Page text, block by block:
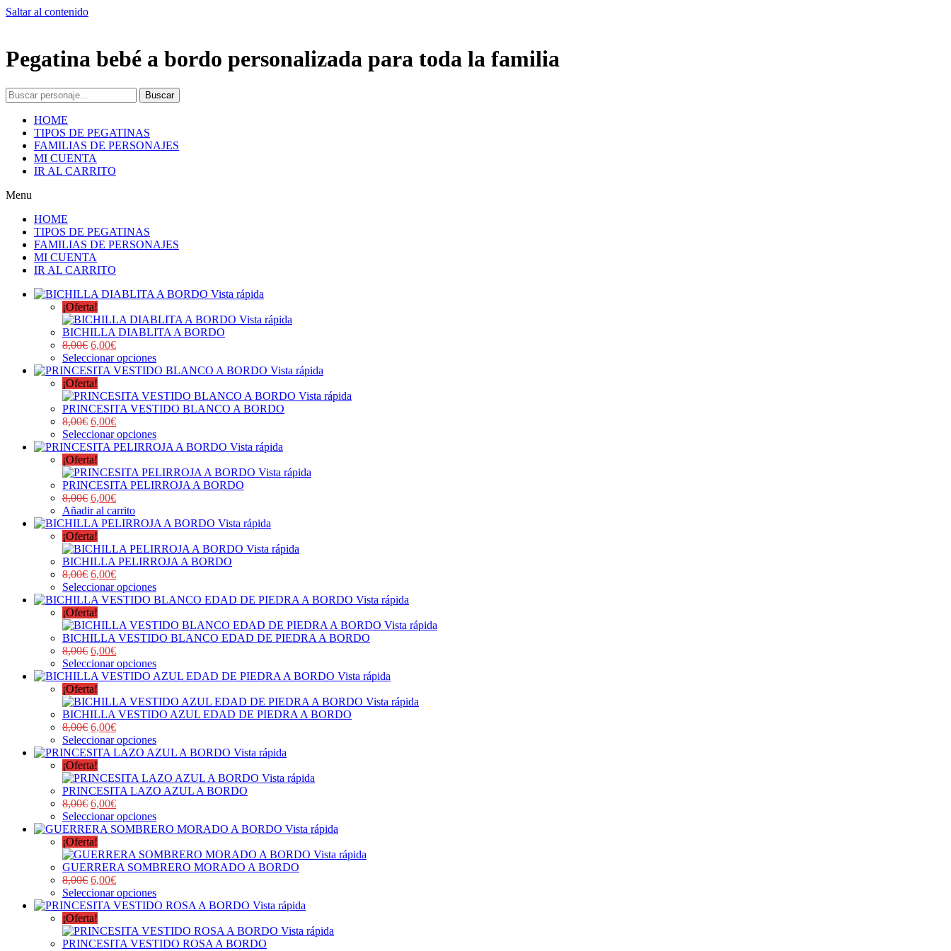
Saltar al contenido
Pegatina bebé a bordo personalizada para toda la familia
Buscar
HOME
TIPOS DE PEGATINAS
FAMILIAS DE PERSONAJES
MI CUENTA
IR AL CARRITO
Menu
HOME
TIPOS DE PEGATINAS
FAMILIAS DE PERSONAJES
MI CUENTA
IR AL CARRITO
Vista rápida
¡Oferta!
Vista rápida
BICHILLA DIABLITA A BORDO
8,00€ 6,00€
Seleccionar opciones
Vista rápida
¡Oferta!
Vista rápida
PRINCESITA VESTIDO BLANCO A BORDO
8,00€ 6,00€
Seleccionar opciones
Vista rápida
¡Oferta!
Vista rápida
PRINCESITA PELIRROJA A BORDO
8,00€ 6,00€
Añadir al carrito
Vista rápida
¡Oferta!
Vista rápida
BICHILLA PELIRROJA A BORDO
8,00€ 6,00€
Seleccionar opciones
Vista rápida
¡Oferta!
Vista rápida
BICHILLA VESTIDO BLANCO EDAD DE PIEDRA A BORDO
8,00€ 6,00€
Seleccionar opciones
Vista rápida
¡Oferta!
Vista rápida
BICHILLA VESTIDO AZUL EDAD DE PIEDRA A BORDO
8,00€ 6,00€
Seleccionar opciones
Vista rápida
¡Oferta!
Vista rápida
PRINCESITA LAZO AZUL A BORDO
8,00€ 6,00€
Seleccionar opciones
Vista rápida
¡Oferta!
Vista rápida
GUERRERA SOMBRERO MORADO A BORDO
8,00€ 6,00€
Seleccionar opciones
Vista rápida
¡Oferta!
Vista rápida
PRINCESITA VESTIDO ROSA A BORDO